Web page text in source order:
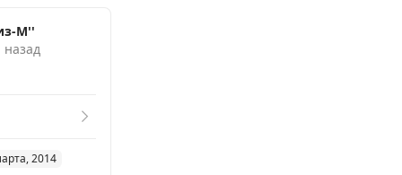
М''
назад
2014